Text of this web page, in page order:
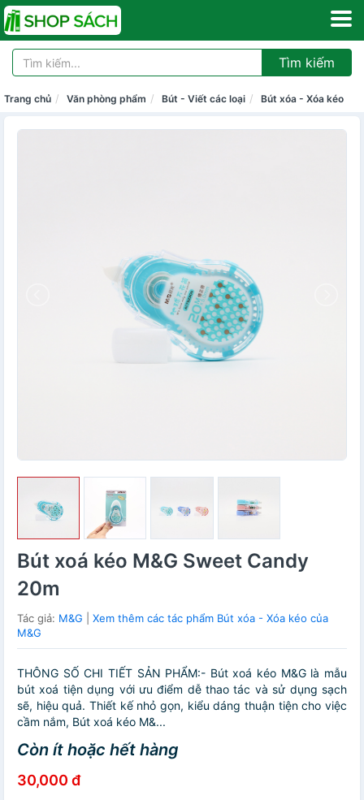
Tìm kiếm
Trang chủ Văn phòng phẩm Bút - Viết các loại Bút xóa - Xóa kéo
Bút xoá kéo M&G Sweet Candy
20m
Tác giả: M&G
Xem thêm các tác phẩm Bút xóa - Xóa kéo của
M&G
THÔNG SỐ CHI TIẾT SẢN PHẨM:- Bút xoá kéo M&G là mẫu
bút xoá tiện dụng với ưu điểm dễ thao tác và sử dụng sạch
sẽ, hiệu quả. Thiết kế nhỏ gọn, kiểu dáng thuận tiện cho việc
cầm nắm, Bút xoá kéo M&...
Còn ít hoặc hết hàng
30,000 đ